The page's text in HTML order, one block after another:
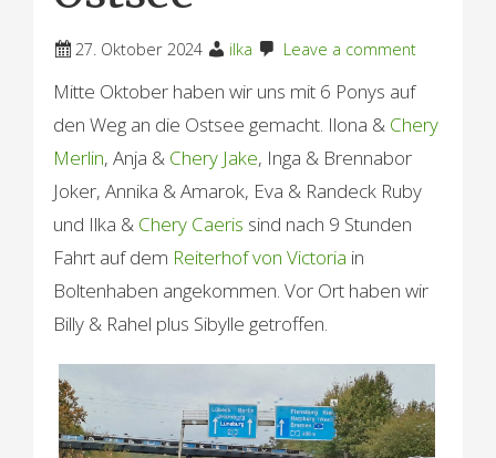
27. Oktober 2024 ilka Leave a comment
Mitte Oktober haben wir uns mit 6 Ponys auf
den Weg an die Ostsee gemacht. Ilona & Chery
Merlin, Anja & Chery Jake, Inga & Brennabor
Joker, Annika & Amarok, Eva & Randeck Ruby
und Ilka & Chery Caeris sind nach 9 Stunden
Fahrt auf dem Reiterhof von Victoria in
Boltenhaben angekommen. Vor Ort haben wir
Billy & Rahel plus Sibylle getroffen.